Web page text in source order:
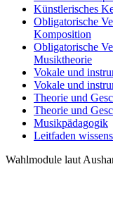
Künstlerisches
Obligatorische
Komposition
Obligatorische
Musiktheorie
Vokale und
Vokale und
Theorie und
Theorie und
Musikpädagogik
Leitfaden
Wahlmodule laut